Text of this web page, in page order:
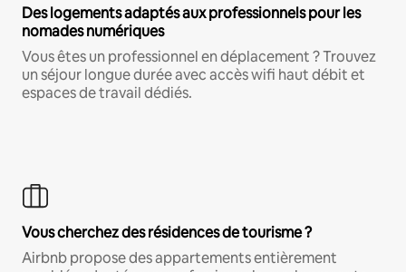
Des logements adaptés aux professionnels pour les
nomades numériques
Vous êtes un professionnel en déplacement ? Trouvez
un séjour longue durée avec accès wifi haut débit et
espaces de travail dédiés.
Vous cherchez des résidences de tourisme ?
Airbnb propose des appartements entièrement